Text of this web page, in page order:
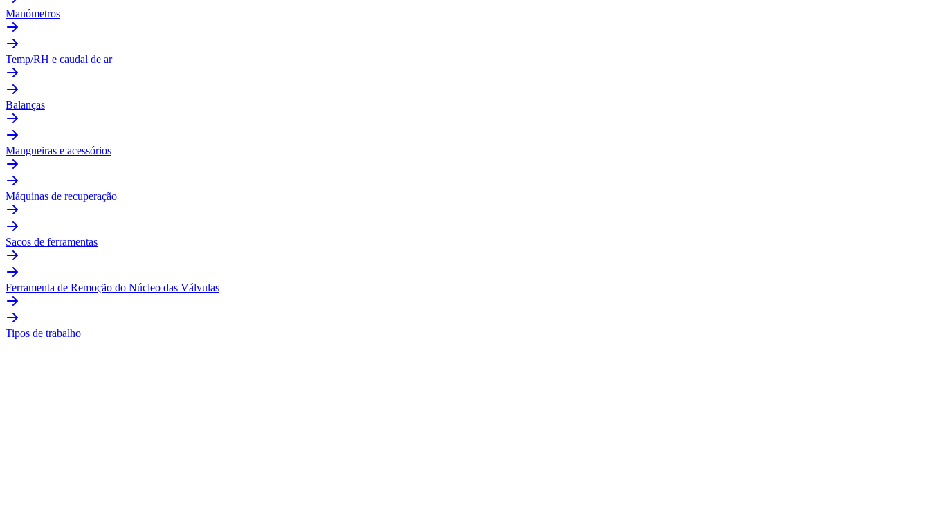
Manómetros
Temp/RH e caudal de ar
Balanças
Mangueiras e acessórios
Máquinas de recuperação
Sacos de ferramentas
Ferramenta de Remoção do Núcleo das Válvulas
Tipos de trabalho